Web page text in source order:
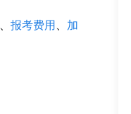
、 报考费用 、 加